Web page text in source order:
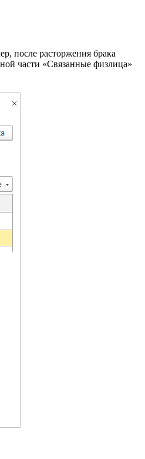
после расторжения брака
части «Связанные физлица»